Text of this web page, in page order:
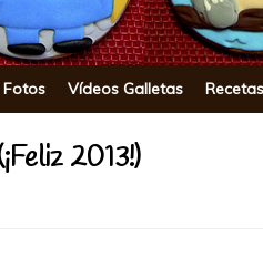
Fotos Vídeos Galletas
2013!)